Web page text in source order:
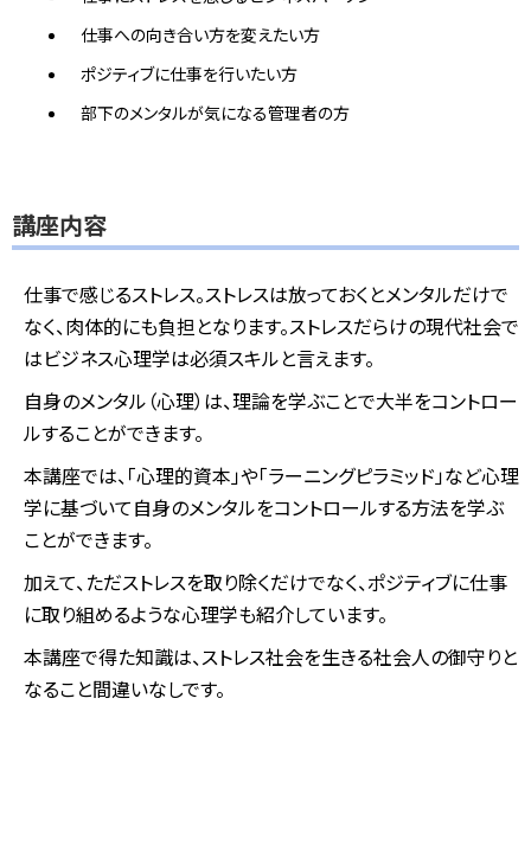
仕事への向き合い方を変えたい方
ポジティブに仕事を行いたい方
部下のメンタルが気になる管理者の方
講座内容
仕事で感じるストレス。ストレスは放っておくとメンタルだけで
なく、肉体的にも負担となります。ストレスだらけの現代社会で
はビジネス心理学は必須スキルと言えます。
自身のメンタル（心理）は、理論を学ぶことで大半をコントロー
ルすることができます。
本講座では、「心理的資本」や「ラーニングピラミッド」など心理
学に基づいて自身のメンタルをコントロールする方法を学ぶ
ことができます。
加えて、ただストレスを取り除くだけでなく、ポジティブに仕事
に取り組めるような心理学も紹介しています。
本講座で得た知識は、ストレス社会を生きる社会人の御守りと
なること間違いなしです。